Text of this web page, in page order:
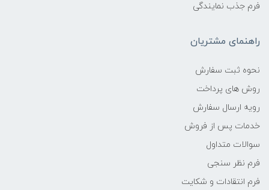
فرم جذب نمایندگی
راهنمای مشتریان
نحوه ثبت سفارش
روش های پرداخت
رویه ارسال سفارش
خدمات پس از فروش
سوالات متداول
فرم نظر سنجی
فرم انتقادات و شکایت